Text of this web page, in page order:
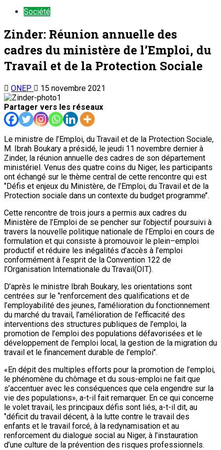
Société
Zinder: Réunion annuelle des
cadres du ministère de l’Emploi, du
Travail et de la Protection Sociale
ONEP
15 novembre 2021
Partager vers les réseaux
Le ministre de l’Emploi, du Travail et de la Protection Sociale,
M. Ibrah Boukary a présidé, le jeudi 11 novembre dernier à
Zinder, la réunion annuelle des cadres de son département
ministériel. Venus des quatre coins du Niger, les participants
ont échangé sur le thème central de cette rencontre qui est
‘’Défis et enjeux du Ministère, de l’Emploi, du Travail et de la
Protection sociale dans un contexte du budget programme’’.
Cette rencontre de trois jours a permis aux cadres du
Ministère de l’Emploi de se pencher sur l’objectif poursuivi à
travers la nouvelle politique nationale de l’Emploi en cours de
formulation et qui consiste à promouvoir le plein–emploi
productif et réduire les inégalités d’accès à l’emploi
conformément à l’esprit de la Convention 122 de
l’Organisation Internationale du Travail(OIT).
D’après le ministre Ibrah Boukary, les orientations sont
centrées sur le ‘’renforcement des qualifications et de
l’employabilité des jeunes, l’amélioration du fonctionnement
du marché du travail, l’amélioration de l’efficacité des
interventions des structures publiques de l’emploi, la
promotion de l’emploi des populations défavorisées et le
développement de l’emploi local, la gestion de la migration du
travail et le financement durable de l’emploi’’.
«En dépit des multiples efforts pour la promotion de l’emploi,
le phénomène du chômage et du sous-emploi ne fait que
s’accentuer avec les conséquences que cela engendre sur la
vie des populations», a-t-il fait remarquer. En ce qui concerne
le volet travail, les principaux défis sont liés, a-t-il dit, au
‘’déficit du travail décent, à la lutte contre le travail des
enfants et le travail forcé, à la redynamisation et au
renforcement du dialogue social au Niger, à l’instauration
d’une culture de la prévention des risques professionnels.